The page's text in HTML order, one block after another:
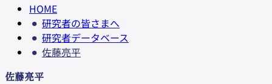
HOME
研究者の皆さまへ
研究者データベース
佐藤亮平
佐藤亮平